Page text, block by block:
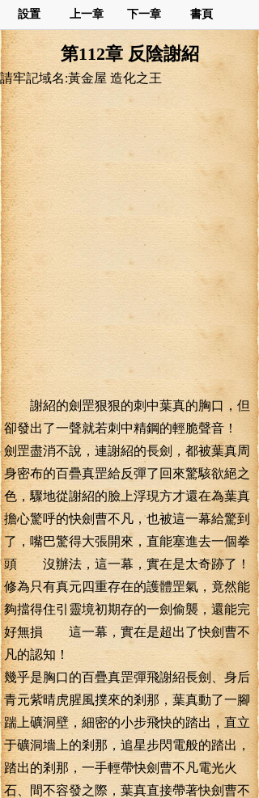
設置 上一章 下一章 書頁
第112章 反陰謝紹
請牢記域名:黃金屋 造化之王
謝紹的劍罡狠狠的刺中葉真的胸口，但
卻發出了一聲就若刺中精鋼的輕脆聲音！
劍罡盡消不說，連謝紹的長劍，都被葉真周
身密布的百疊真罡給反彈了回來驚駭欲絕之
色，驟地從謝紹的臉上浮現方才還在為葉真
擔心驚呼的快劍曹不凡，也被這一幕給驚到
了，嘴巴驚得大張開來，直能塞進去一個拳
頭 沒辦法，這一幕，實在是太奇跡了！
修為只有真元四重存在的護體罡氣，竟然能
夠擋得住引靈境初期存的一劍偷襲，還能完
好無損 這一幕，實在是超出了快劍曹不
凡的認知！
幾乎是胸口的百疊真罡彈飛謝紹長劍、身后
青元紫晴虎腥風撲來的剎那，葉真動了一腳
踹上礦洞壁，細密的小步飛快的踏出，直立
于礦洞墻上的剎那，追星步閃電般的踏出，
踏出的剎那，一手輕帶快劍曹不凡電光火
石、間不容發之際，葉真直接帶著快劍曹不